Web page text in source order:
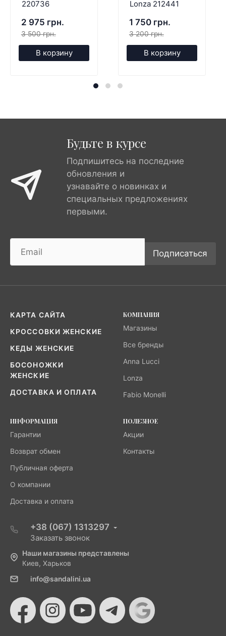
220736
2 975 грн.
3 500 грн.
В корзину
Lonza 212441
1 750 грн.
3 200 грн.
В корзину
Будьте в курсе
Подпишитесь на последние
обновления и
узнавайте о новинках и
специальных предложениях
первыми.
Подписаться
КАРТА САЙТА
КРОССОВКИ ЖЕНСКИЕ
КЕДЫ ЖЕНСКИЕ
БОСОНОЖКИ
ЖЕНСКИЕ
ДОСТАВКА И ОПЛАТА
КОМПАНИЯ
Магазины
Все бренды
Anna Lucci
Lonza
Fabio Monelli
ИНФОРМАЦИЯ
Гарантии
Возврат обмен
Публичная оферта
О компании
Доставка и оплата
ПОЛЕЗНОЕ
Акции
Контакты
+38 (067) 1313297
Заказать звонок
Наши магазины представлены
Киев, Харьков
info@sandalini.ua